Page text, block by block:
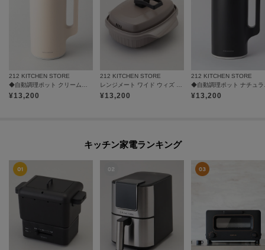
212 KITCHEN STORE
¥13,200
212 KITCHEN STORE
¥13,200
212 KITCHEN STORE
¥13,200
キッチン家電ランキング